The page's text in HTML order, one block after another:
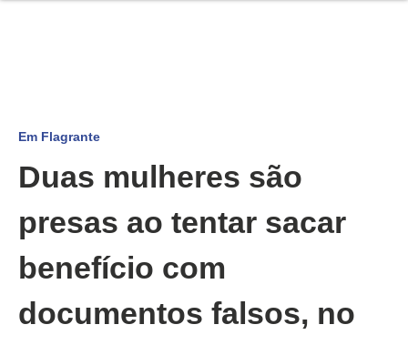
Em Flagrante
Duas mulheres são
presas ao tentar sacar
benefício com
documentos falsos, no